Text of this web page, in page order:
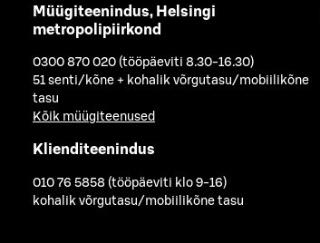
Müügiteenindus, Helsingi
metropolipiirkond
0300 870 020 (tööpäeviti 8.30-16.30)
51 senti/kõne + kohalik võrgutasu/mobiilikõne
tasu
Kõik müügiteenused
Klienditeenindus
010 76 5858 (tööpäeviti klo 9-16)
kohalik võrgutasu/mobiilikõne tasu